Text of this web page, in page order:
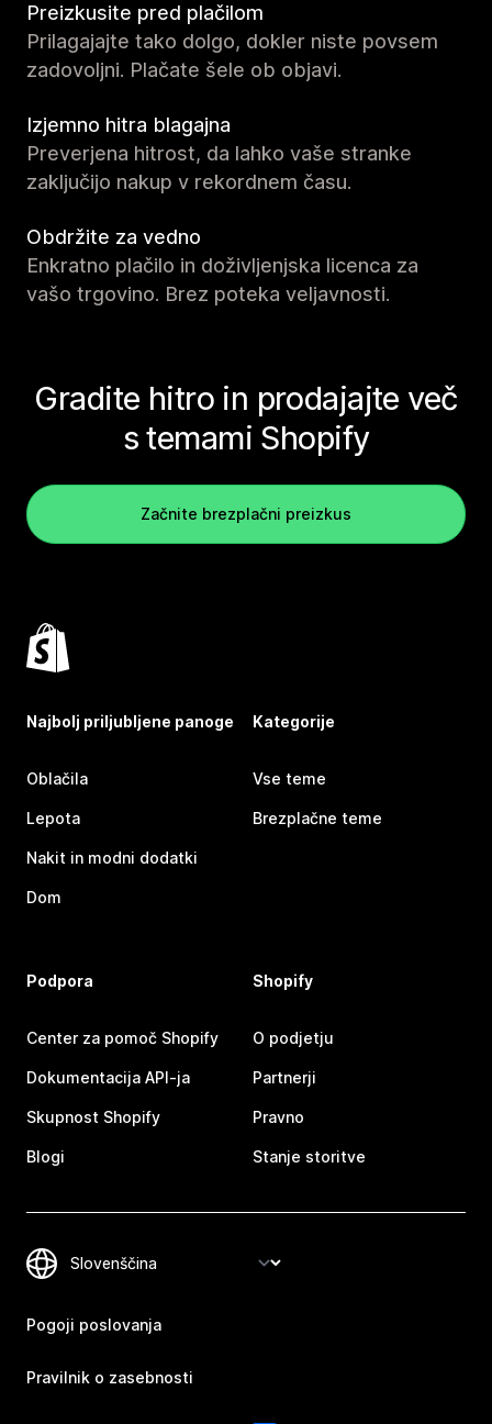
Preizkusite pred plačilom
Prilagajajte tako dolgo, dokler niste povsem
zadovoljni. Plačate šele ob objavi.
Izjemno hitra blagajna
Preverjena hitrost, da lahko vaše stranke
zaključijo nakup v rekordnem času.
Obdržite za vedno
Enkratno plačilo in doživljenjska licenca za
vašo trgovino. Brez poteka veljavnosti.
Gradite hitro in prodajajte več
s temami Shopify
Začnite brezplačni preizkus
Najbolj priljubljene panoge
Oblačila
Lepota
Nakit in modni dodatki
Dom
Kategorije
Vse teme
Brezplačne teme
Podpora
Center za pomoč Shopify
Dokumentacija API-ja
Skupnost Shopify
Blogi
Shopify
O podjetju
Partnerji
Pravno
Stanje storitve
Pogoji poslovanja
Pravilnik o zasebnosti